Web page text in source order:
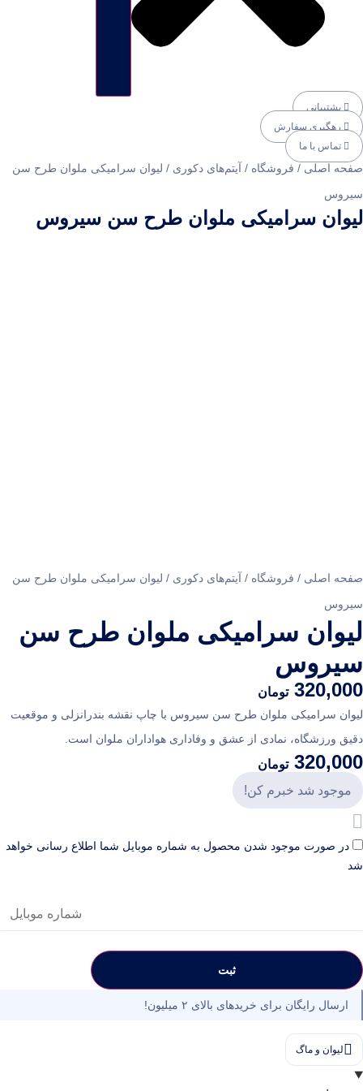
سفارش
با ما
اصلی /فروشگاه/آیتم‌های دکوری/لیوان سرامیکی ملوان طرح سن
سرامیکی ملوان طرح سن سیروس
اصلی /فروشگاه/آیتم‌های دکوری/لیوان سرامیکی ملوان طرح سن
سرامیکی ملوان طرح سن
تومان
سرامیکی ملوان طرح سن سیروس با چاپ نقشه بندرانزلی و موقعیت
نمادی از عشق و وفاداری هواداران ملوان است.
تومان
شد خبرم کن!
موجود شدن محصول به شماره موبایل شما اطلاع رسانی خواهد
رایگان برای خریدهای بالای ۲ میلیون!
و ماگ